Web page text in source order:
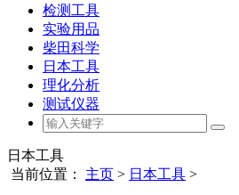
检测工具
实验用品
柴田科学
日本工具
理化分析
测试仪器
日本工具
当前位置： 主页 > 日本工具 >